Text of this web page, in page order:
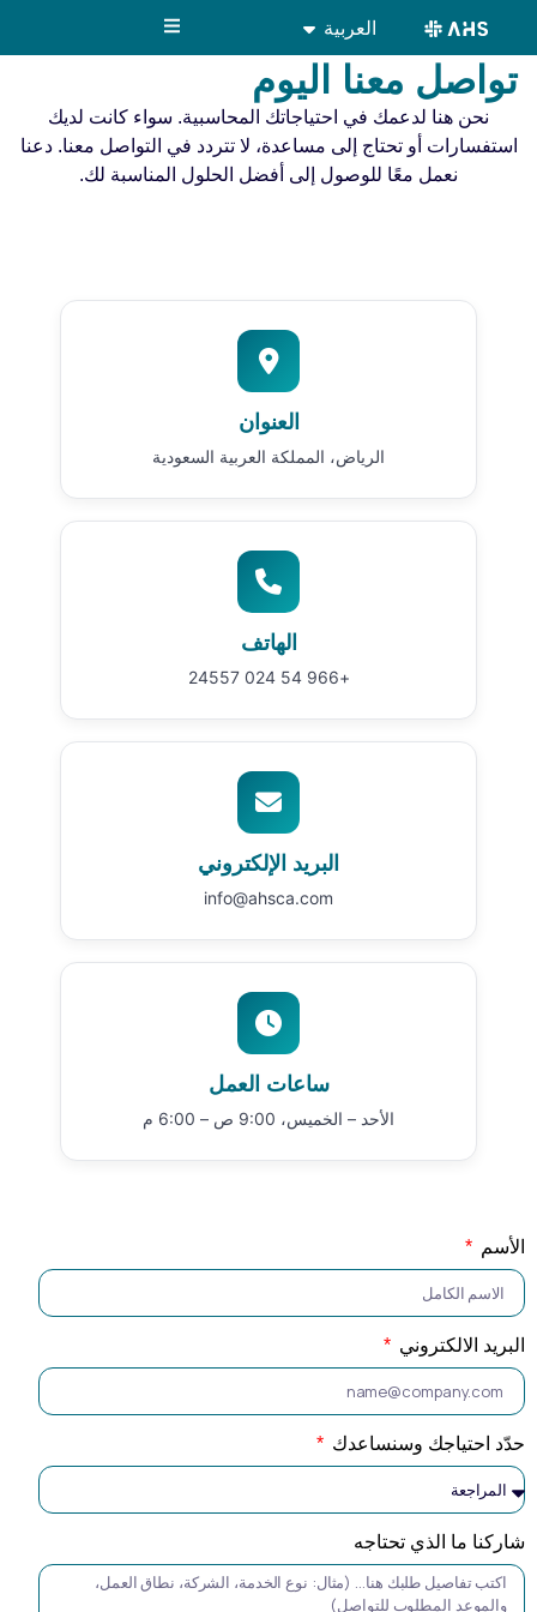
العربيةEnglish
تواصل معنا اليوم
نحن هنا لدعمك في احتياجاتك المحاسبية. سواء كانت لديك
استفسارات أو تحتاج إلى مساعدة، لا تتردد في التواصل معنا. دعنا
نعمل معًا للوصول إلى أفضل الحلول المناسبة لك.
العنوان
الرياض، المملكة العربية السعودية
الهاتف
+966 54 024 24557
البريد الإلكتروني
info@ahsca.com
ساعات العمل
الأحد – الخميس، 9:00 ص – 6:00 م
الأسم
البريد الالكتروني
حدّد احتياجك وسنساعدك
شاركنا ما الذي تحتاجه